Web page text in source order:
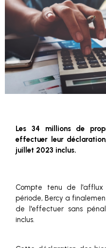
Les 34 millions de
effectuer leur
juillet 2023 inclus.
Compte tenu de
période, Bercy a
de l'effectuer sans
inclus.